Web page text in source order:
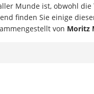
Munde ist, obwohl
finden Sie einige
von Moritz